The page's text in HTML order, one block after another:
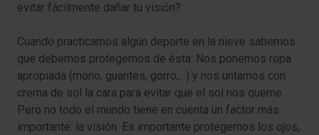
evitar fácilmente dañar tu visión?
Cuando practicamos algún deporte en la nieve sabemos
que debemos protegernos de ésta. Nos ponemos ropa
apropiada (mono, guantes, gorro,…) y nos untamos con
crema de sol la cara para evitar que el sol nos queme.
Pero no todo el mundo tiene en cuenta un factor más
importante: la visión. Es importante protegernos los ojos,